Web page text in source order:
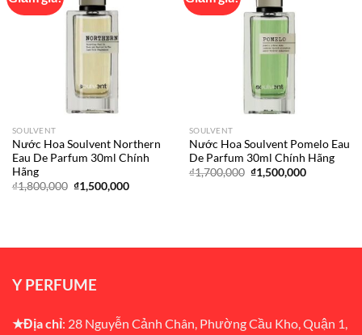
SOULVENT
Nước Hoa Soulvent Northern
Eau De Parfum 30ml Chính
Hãng
₫1,800,000 Giá
gốc
₫1,500,000Giá
SOULVENT
Nước Hoa Soulvent Pomelo Eau
De Parfum 30ml Chính Hãng
₫1,700,000 Giá
gốc
₫1,500,000Giá
Y PERFUME
★Địa chỉ: 28 Nguyễn Cảnh Chân, Phường Cầu Kho, Quận 1,